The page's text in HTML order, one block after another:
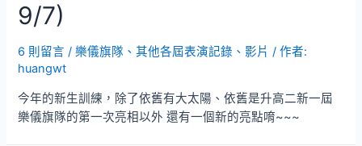
9/7)
6 則留言 /樂儀旗隊 、其他各屆表演記錄、影片 / 作者:
huangwt
今年的新生訓練，除了依舊有大太陽、依舊是升高二新一屆
樂儀旗隊的第一次亮相以外 還有一個新的亮點唷~~~